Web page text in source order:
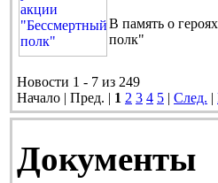
В память о
полк"
Новости 1 - 7 из 249
Начало | Пред. | 1 2 3 4 5 | След. |
Документы